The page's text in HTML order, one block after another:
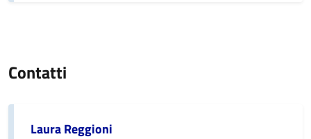
Contatti
Laura Reggioni